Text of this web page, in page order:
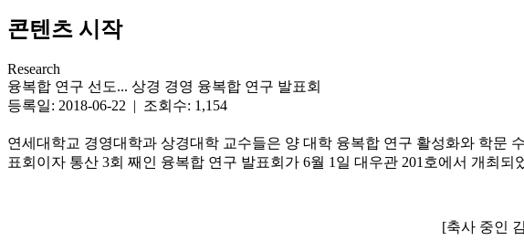
콘텐츠 시작
Research
융복합 연구 선도... 상경 경영 융복합 연구 발표회
등록일: 2018-06-22 | 조회수: 1,154
연세대학교 경영대학과 상경대학 교수들은 양 대학 융복합 연구 활성화와 학문
표회이자 통산 3회 째인 융복합 연구 발표회가 6월 1일 대우관 201호에서 개최되
[축사 중인